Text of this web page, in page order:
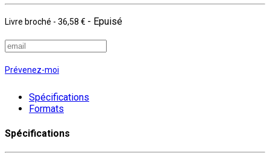
Livre broché - 36,58 € - Epuisé
Prévenez-moi
Spécifications
Formats
Spécifications